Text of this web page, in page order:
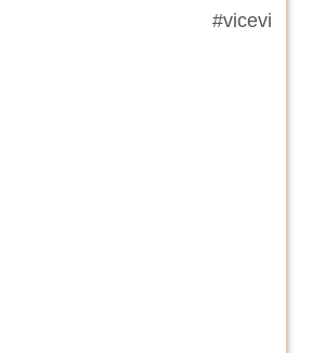
#vicevi